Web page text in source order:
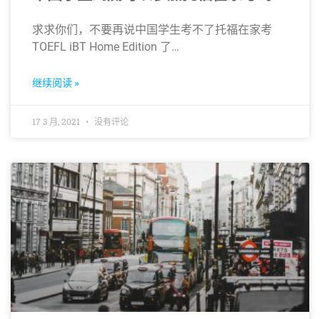
求求你们，不要再说中国学生考不了托福在家考
TOEFL iBT Home Edition 了…
继续阅读 »
17 3 月, 2021 没有评论